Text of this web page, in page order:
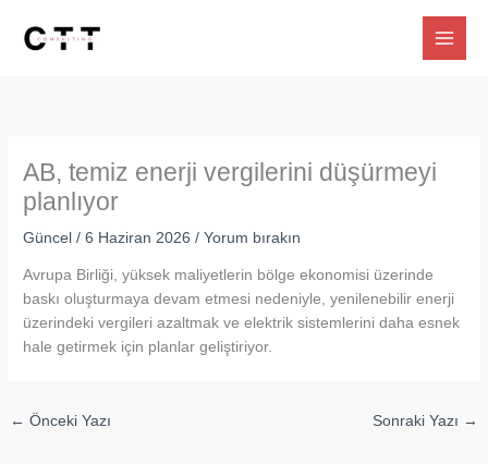
AB, temiz enerji vergilerini düşürmeyi
planlıyor
Güncel /6 Haziran 2026/Yorum bırakın
Avrupa Birliği, yüksek maliyetlerin bölge ekonomisi üzerinde
baskı oluşturmaya devam etmesi nedeniyle, yenilenebilir enerji
üzerindeki vergileri azaltmak ve elektrik sistemlerini daha esnek
hale getirmek için planlar geliştiriyor.
← Önceki Yazı Sonraki Yazı →